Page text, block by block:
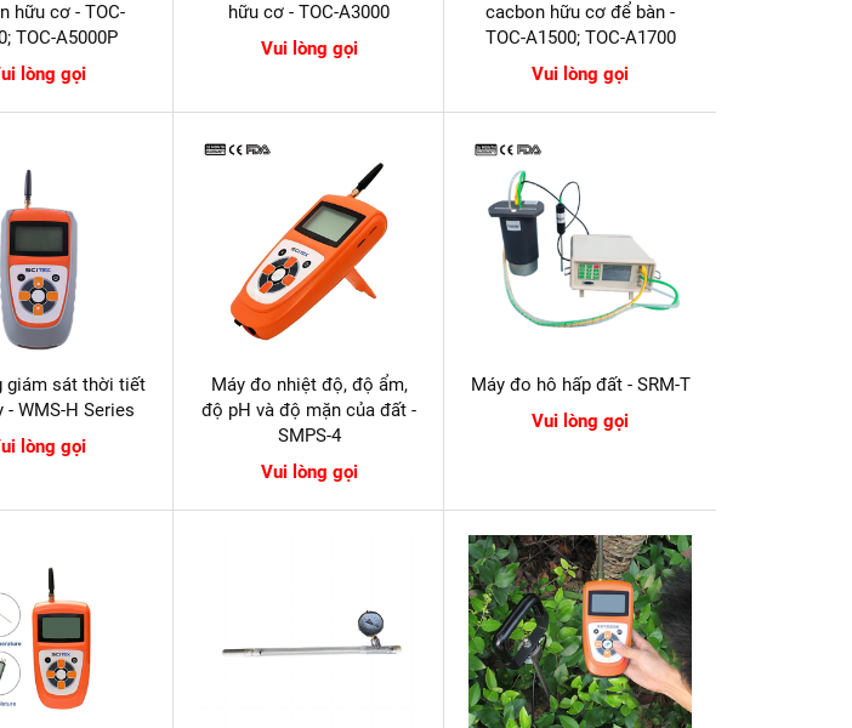
hữu cơ - TOC-
TOC-A5000P
lòng gọi
hữu cơ - TOC-A3000
Vui lòng gọi
cacbon hữu cơ để bàn -
TOC-A1500; TOC-A1700
Vui lòng gọi
giám sát thời tiết
- WMS-H Series
lòng gọi
Máy đo nhiệt độ, độ ẩm,
độ pH và độ mặn của đất -
SMPS-4
Vui lòng gọi
Máy đo hô hấp đất - SRM-T
Vui lòng gọi